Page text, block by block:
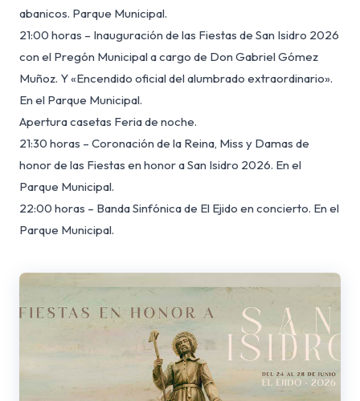
abanicos. Parque Municipal.
21:00 horas – Inauguración de las Fiestas de San Isidro 2026
con el Pregón Municipal a cargo de Don Gabriel Gómez
Muñoz. Y «Encendido oficial del alumbrado extraordinario».
En el Parque Municipal.
Apertura casetas Feria de noche.
21:30 horas – Coronación de la Reina, Miss y Damas de
honor de las Fiestas en honor a San Isidro 2026. En el
Parque Municipal.
22:00 horas – Banda Sinfónica de El Ejido en concierto. En el
Parque Municipal.